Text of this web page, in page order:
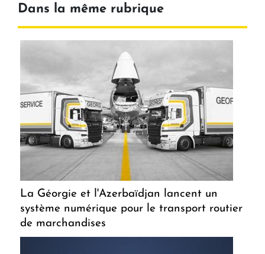
Dans la même rubrique
La Géorgie et l'Azerbaïdjan lancent un
système numérique pour le transport routier
de marchandises